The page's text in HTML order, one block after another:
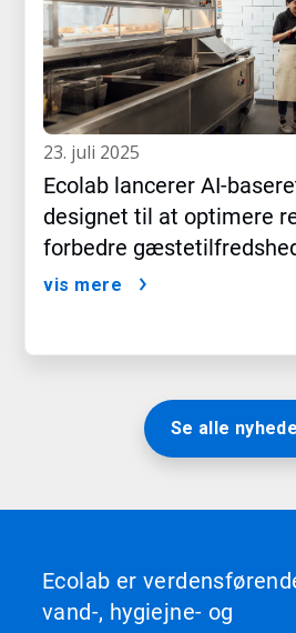
23. juli 2025
Ecolab lancerer AI-
designet til at optimere
forbedre
vis mere
Se alle
Ecolab er
vand-, hygiejne- og